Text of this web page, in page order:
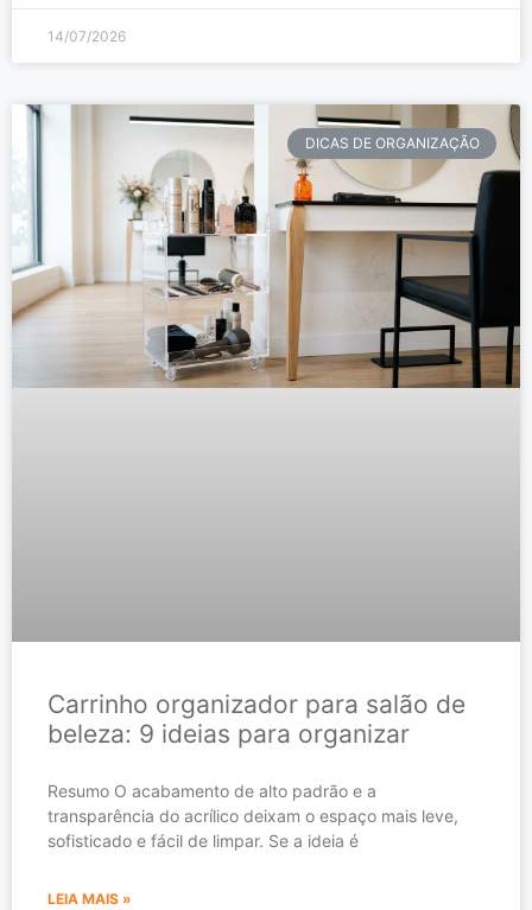
14/07/2026
DICAS DE ORGANIZAÇÃO
Carrinho organizador para salão de
beleza: 9 ideias para organizar
Resumo O acabamento de alto padrão e a
transparência do acrílico deixam o espaço mais leve,
sofisticado e fácil de limpar. Se a ideia é
LEIA MAIS »